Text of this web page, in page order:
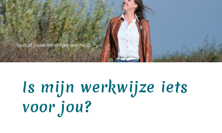
Is mijn werkwijze iets
voor jou?